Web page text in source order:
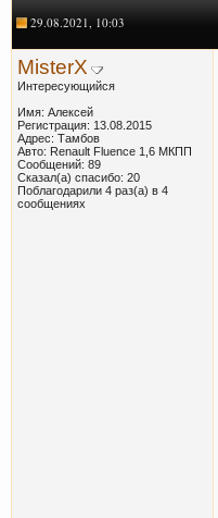
29.08.2021, 10:03
MisterX
Интересующийся
Имя: Алексей
Регистрация: 13.08.2015
Адрес: Тамбов
Авто: Renault Fluence 1,6 МКПП
Сообщений: 89
Сказал(а) спасибо: 20
Поблагодарили 4 раз(а) в 4
сообщениях